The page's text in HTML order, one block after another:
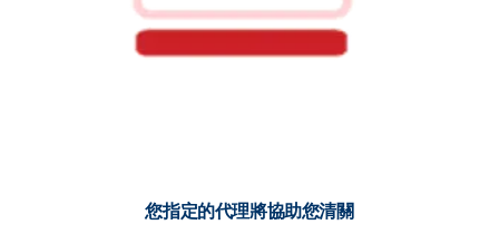
您指定的代理將協助您清關